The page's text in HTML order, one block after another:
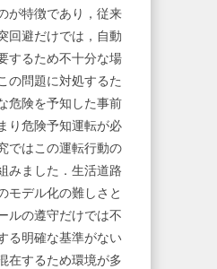
が特徴であり，従来
回避だけでは，自動
するため不十分な場
の問題に対処するた
危険を予知した事前
り危険予知運転が必
ではこの運転行動の
みました．生活道路
モデル化の難しさと
ルの遵守だけでは不
る明確な基準がない
在するため環境が多